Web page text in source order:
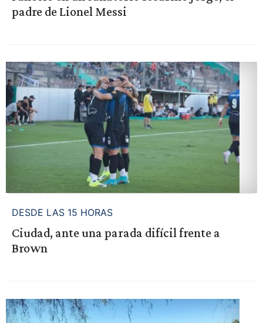
padre de Lionel Messi
DESDE LAS 15 HORAS
Ciudad, ante una parada difícil frente a
Brown